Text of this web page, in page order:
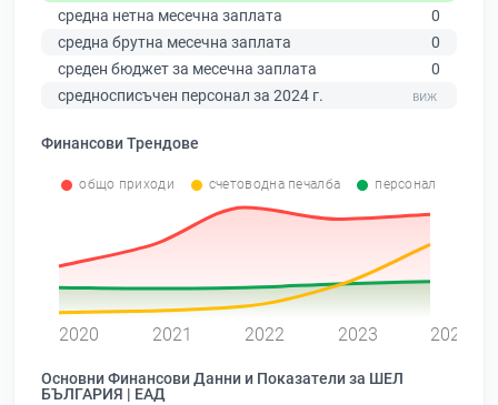
средна нетна месечна заплата
0
средна брутна месечна заплата
0
среден бюджет за месечна заплата
0
средносписъчен персонал за 2024 г.
Финансови Трендове
общо приходи счетоводна печалба персонал
2020 2021 2022 2023 2024
Основни Финансови Данни и Показатели за ШЕЛ
БЪЛГАРИЯ | ЕАД